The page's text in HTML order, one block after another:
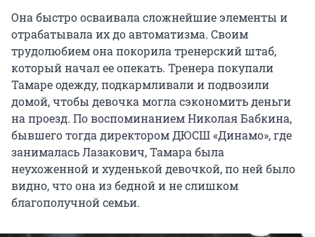
Она быстро осваивала сложнейшие элементы и
отрабатывала их до автоматизма. Своим
трудолюбием она покорила тренерский штаб,
который начал ее опекать. Тренера покупали
Тамаре одежду, подкармливали и подвозили
домой, чтобы девочка могла сэкономить деньги
на проезд. По воспоминанием Николая Бабкина,
бывшего тогда директором ДЮСШ «Динамо», где
занималась Лазакович, Тамара была
неухоженной и худенькой девочкой, по ней было
видно, что она из бедной и не слишком
благополучной семьи.